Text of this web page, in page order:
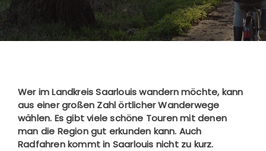
Wer im Landkreis Saarlouis wandern möchte, kann
aus einer großen Zahl örtlicher Wanderwege
wählen. Es gibt viele schöne Touren mit denen
man die Region gut erkunden kann. Auch
Radfahren kommt in Saarlouis nicht zu kurz.